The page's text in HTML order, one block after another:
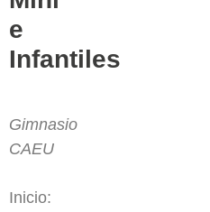
e
Infantiles
Gimnasio
CAEU
Inicio: